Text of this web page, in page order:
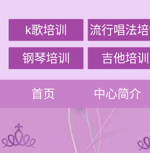
k歌培训 流行唱法培
钢琴培训 吉他培训
首页 中心简介